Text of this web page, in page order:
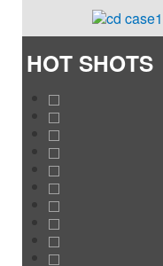
HOT SHOTS